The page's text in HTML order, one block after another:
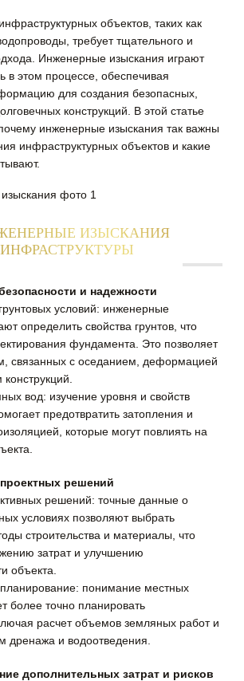
объектов, таких как
требует тщательного и
Инженерные изыскания играют
в этом процессе , обеспечивая
для создания безопасных,
конструкций. В этой статье
инженерные изыскания так важны
инфраструктурных объектов и какие
ИЗЫСКАНИЯ
и надежности
условий: инженерные
определить свойства грунтов, что
фундамента. Это позволяет
связанных с оседанием, деформацией
вод: изучение уровня и свойств
предотвратить затопления и
которые могут повлиять на
решений
решений: точные данные о
условиях позволяют выбрать
строительства и материалы, что
затрат и улучшению
объекта.
понимание местных
более точно планировать
расчет объемов земляных работ и
дренажа и водоотведения.
дополнительных затрат и рисков